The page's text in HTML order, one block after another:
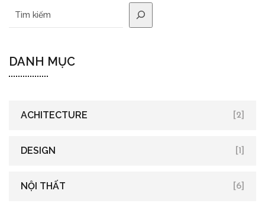
DANH MỤC
ACHITECTURE [2]
DESIGN [1]
NỘI THẤT [6]